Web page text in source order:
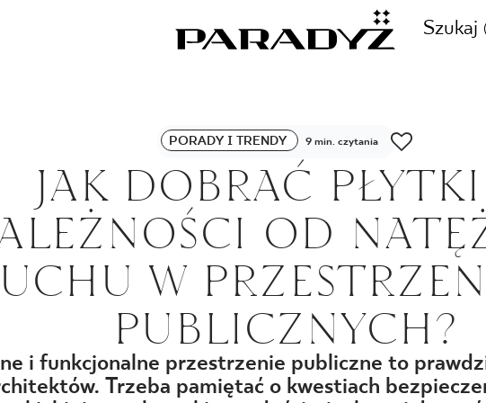
Szukaj
ZADZWOŃ DO NAS
+48
SKLEP INTERNETOWY
44 736
PORADY I TRENDY 9 min. czytania
JAK DOBRAĆ
OD
W
PUBLICZNYCH?
i funkcjonalne przestrzenie publiczne to
Trzeba pamiętać o kwestiach